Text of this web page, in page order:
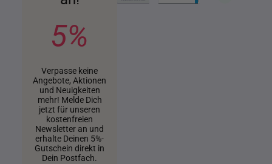
5%
Verpasse keine
Angebote, Aktionen
und Neuigkeiten
mehr! Melde Dich
jetzt für unseren
kostenfreien
Newsletter an und
erhalte Deinen 5%-
Gutschein direkt in
Dein Postfach.